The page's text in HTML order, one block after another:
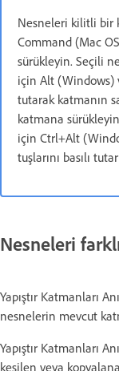
Nesneleri kilitli bir
Command (Mac
sürükleyin. Seçili
için Alt (Windows)
tutarak katmanın
katmana
için Ctrl+Alt
tuşlarını basılı
Nesneleri
Yapıştır Katmanları
nesnelerin mevcut
Yapıştır Katmanları
kesilen veya